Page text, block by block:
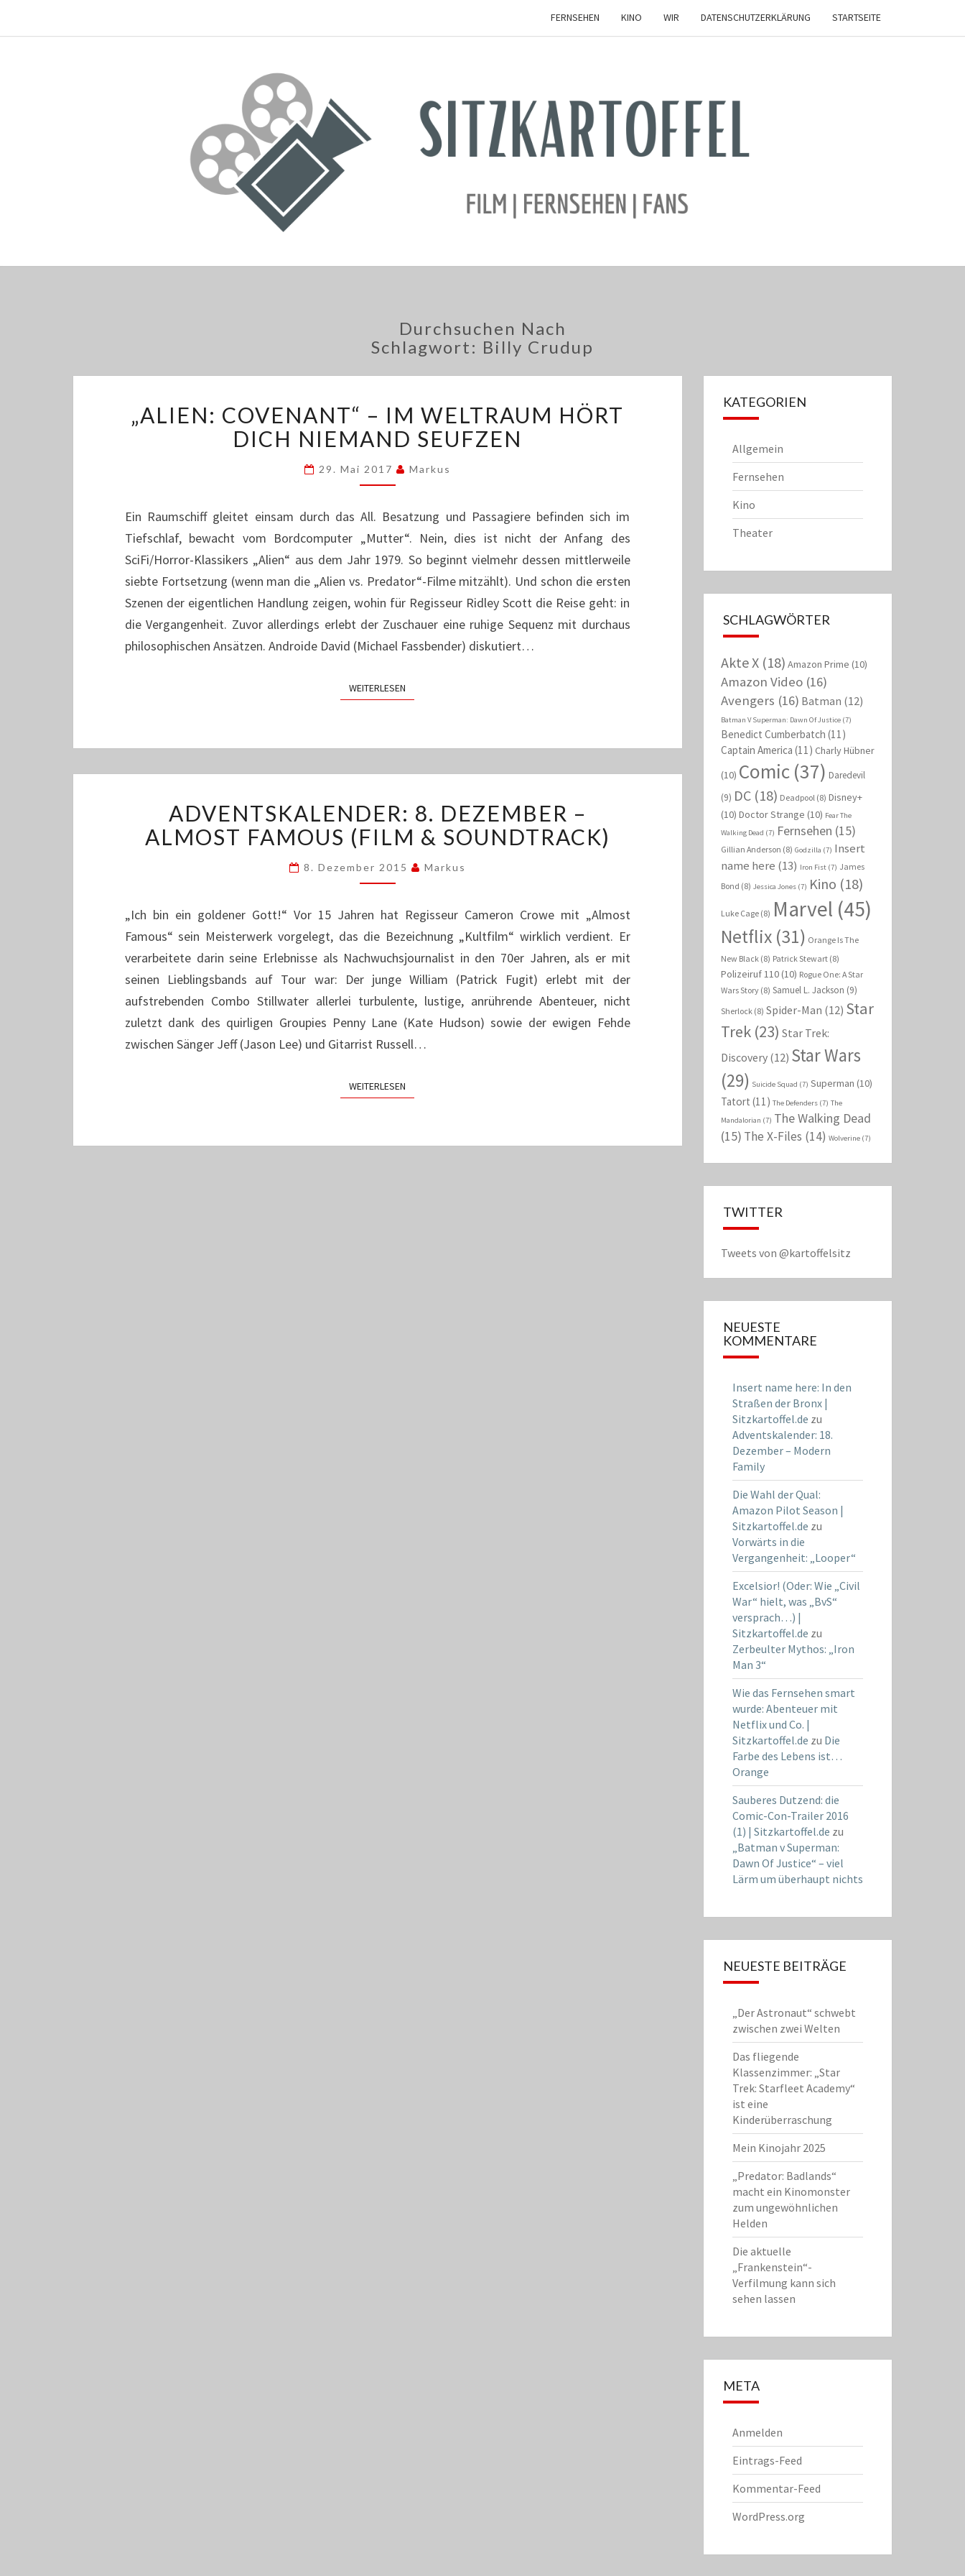
FERNSEHEN KINO WIR DATENSCHUTZERKLÄRUNG STARTSEITE
Durchsuchen Nach
Schlagwort: Billy Crudup
COVENANT“
–
IM
WELTRAUM
HÖRT
NIEMAND
SEUFZEN
„ALIEN: COVENANT“ – IM WELTRAUM HÖRT
DICH NIEMAND SEUFZEN
29. Mai 2017 Markus
Ein Raumschiff gleitet einsam durch das All. Besatzung und Passagiere befinden sich im
Tiefschlaf, bewacht vom Bordcomputer „Mutter“. Nein, dies ist nicht der Anfang des
SciFi/Horror-Klassikers „Alien“ aus dem Jahr 1979. So beginnt vielmehr dessen mittlerweile
siebte Fortsetzung (wenn man die „Alien vs. Predator“-Filme mitzählt). Und schon die ersten
Szenen der eigentlichen Handlung zeigen, wohin für Regisseur Ridley Scott die Reise geht: in
die Vergangenheit. Zuvor allerdings erlebt der Zuschauer eine ruhige Sequenz mit durchaus
philosophischen Ansätzen. Androide David (Michael Fassbender) diskutiert…
WEITERLESEN
8.
DEZEMBER
–
ALMOST
FAMOUS
&
SOUNDTRACK)
ADVENTSKALENDER: 8. DEZEMBER –
ALMOST FAMOUS (FILM & SOUNDTRACK)
8. Dezember 2015 Markus
„Ich bin ein goldener Gott!“ Vor 15 Jahren hat Regisseur Cameron Crowe mit „Almost
Famous“ sein Meisterwerk vorgelegt, das die Bezeichnung „Kultfilm“ wirklich verdient. Er
verarbeitete darin seine Erlebnisse als Nachwuchsjournalist in den 70er Jahren, als er mit
seinen Lieblingsbands auf Tour war: Der junge William (Patrick Fugit) erlebt mit der
aufstrebenden Combo Stillwater allerlei turbulente, lustige, anrührende Abenteuer, nicht
zuletzt dank des quirligen Groupies Penny Lane (Kate Hudson) sowie der ewigen Fehde
zwischen Sänger Jeff (Jason Lee) und Gitarrist Russell…
WEITERLESEN
KATEGORIEN
Allgemein
Fernsehen
Kino
Theater
SCHLAGWÖRTER
Akte X(18) Amazon Prime (10)
Amazon Video(16)
Avengers (16) Batman (12)
Batman V Superman: Dawn Of Justice(7)
Benedict Cumberbatch (11)
Captain America (11) Charly Hübner
(10) Comic(37) Daredevil
(9) DC(18) Deadpool(8) Disney+
(10) Doctor Strange (10) Fear The
Walking Dead (7) Fernsehen (15)
Gillian Anderson (8) Godzilla (7) Insert
name here (13) Iron Fist(7) James
Bond (8) Jessica Jones(7) Kino (18)
Luke Cage(8) Marvel (45)
Netflix(31) Orange Is The
New Black(8) Patrick Stewart(8)
Polizeiruf 110(10) Rogue One: A Star
Wars Story(8) Samuel L. Jackson (9)
Sherlock(8) Spider-Man (12) Star
Trek(23) Star Trek:
Discovery(12) Star Wars
(29) Suicide Squad (7) Superman (10)
Tatort (11) The Defenders(7) The
Mandalorian (7) The Walking Dead
(15) The X-Files (14) Wolverine(7)
TWITTER
Tweets von @kartoffelsitz
NEUESTE
KOMMENTARE
Insert name here: In den
Straßen der Bronx |
Sitzkartoffel.de zu
Adventskalender: 18.
Dezember – Modern
Family
Die Wahl der Qual:
Amazon Pilot Season |
Sitzkartoffel.de zu
Vorwärts in die
Vergangenheit: „Looper“
Excelsior! (Oder: Wie „Civil
War“ hielt, was „BvS“
versprach…) |
Sitzkartoffel.de zu
Zerbeulter Mythos: „Iron
Man 3“
Wie das Fernsehen smart
wurde: Abenteuer mit
Netflix und Co. |
Sitzkartoffel.de zu Die
Farbe des Lebens ist…
Orange
Sauberes Dutzend: die
Comic-Con-Trailer 2016
(1) | Sitzkartoffel.de zu
„Batman v Superman:
Dawn Of Justice“ – viel
Lärm um überhaupt nichts
NEUESTE BEITRÄGE
„Der Astronaut“ schwebt
zwischen zwei Welten
Das fliegende
Klassenzimmer: „Star
Trek: Starfleet Academy“
ist eine
Kinderüberraschung
Mein Kinojahr 2025
„Predator: Badlands“
macht ein Kinomonster
zum ungewöhnlichen
Helden
Die aktuelle
„Frankenstein“-
Verfilmung kann sich
sehen lassen
META
Anmelden
Eintrags-Feed
Kommentar-Feed
WordPress.org